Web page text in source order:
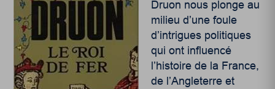
Druon nous plonge au
milieu d’une foule
d’intrigues politiques
qui ont influencé
l’histoire de la France,
de l’Angleterre et